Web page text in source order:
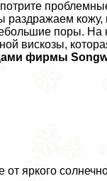
кожу,
поры. На
вискозы,
фирмы
яркого